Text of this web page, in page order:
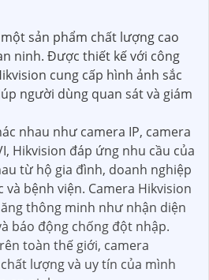
sản phẩm chất lượng cao
ninh. Được thiết kế với công
cung cấp hình ảnh sắc
người dùng quan sát và giám
nhau như camera IP, camera
Hikvision đáp ứng nhu cầu của
từ hộ gia đình, doanh nghiệp
bệnh viện. Camera Hikvision
thông minh như nhận diện
báo động chống đột nhập.
toàn thế giới, camera
lượng và uy tín của mình